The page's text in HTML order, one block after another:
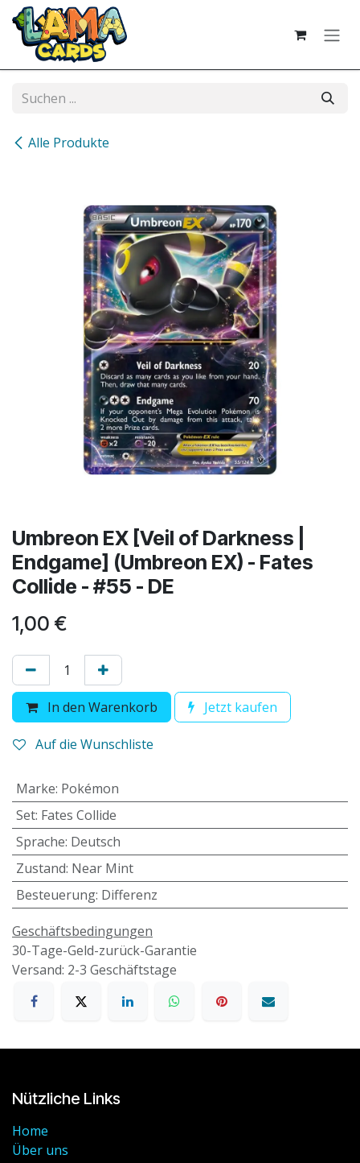
Zum Inhalt springen
Alle Produkte
Umbreon EX [Veil of Darkness |
Endgame] (Umbreon EX) - Fates
Collide - #55 - DE
1,00 €
In den Warenkorb Jetzt kaufen
Auf die Wunschliste
Marke: Pokémon
Set: Fates Collide
Sprache: Deutsch
Zustand: Near Mint
Besteuerung: Differenz
Geschäftsbedingungen
30-Tage-Geld-zurück-Garantie
Versand: 2-3 Geschäftstage
Nützliche Links
Home
Über uns